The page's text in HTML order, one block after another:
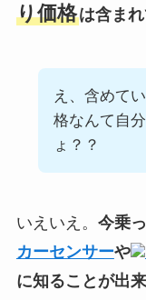
り価格は含ま
え、含めて
格なんて自
ょ？？
いえいえ。 今乗
カーセンサーや
に知ることが出